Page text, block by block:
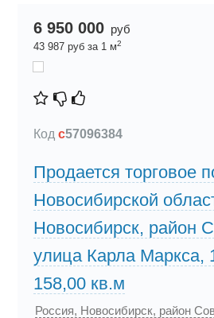
6 950 000 руб
43 987 руб за 1 м2
Код c57096384
Продается торговое
Новосибирской
Новосибирск, район
улица Карла Маркса,
158,00 кв.м
Россия, Новосибирск, район